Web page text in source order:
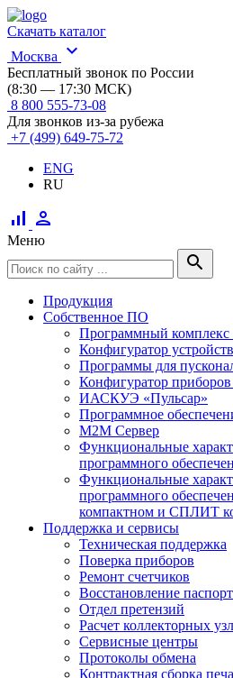
Скачать каталог
Москва
expand_more
Бесплатный звонок по России
(8:30 — 17:30 МСК)
8 800 555-73-08
Для звонков из-за рубежа
+7 (499) 649-75-72
ENG
RU
signal_cellular_alt person
Меню
search
Продукция
Собственное ПО
Программный комплекс
Конфигуратор
Программы для
Конфигуратор
ИАСКУЭ «Пульсар»
Программное
M2M Сервер
Функциональные
программного
Функциональные
программного
компактном и СПЛИТ
Поддержка и сервисы
Техническая поддержка
Поверка приборов
Ремонт счетчиков
Восстановление
Отдел претензий
Расчет коллекторных
Сервисные центры
Протоколы обмена
Контрактная сборка